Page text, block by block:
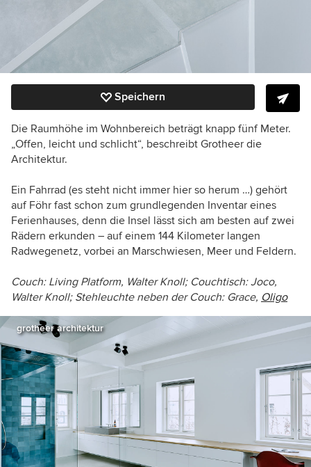
Speichern
Die Raumhöhe im Wohnbereich beträgt knapp fünf Meter.
„Offen, leicht und schlicht“, beschreibt Grotheer die
Architektur.
Ein Fahrrad (es steht nicht immer hier so herum …) gehört
auf Föhr fast schon zum grundlegenden Inventar eines
Ferienhauses, denn die Insel lässt sich am besten auf zwei
Rädern erkunden – auf einem 144 Kilometer langen
Radwegenetz, vorbei an Marschwiesen, Meer und Feldern.
Couch: Living Platform, Walter Knoll; Couchtisch: Joco,
Walter Knoll; Stehleuchte neben der Couch: Grace, Oligo
grotheer architektur